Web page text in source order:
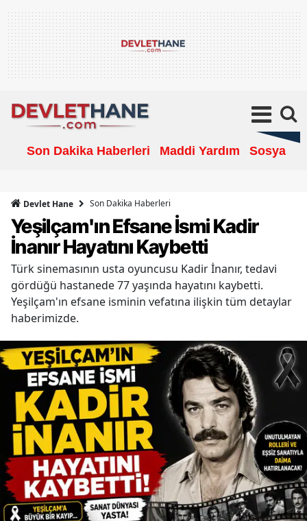
Son Dakika Haberleri Maddi Yardım Sosyal
Devlet Hane Son Dakika Haberleri
Yeşilçam'ın Efsane İsmi Kadir
İnanır Hayatını Kaybetti
Türk sinemasının usta oyuncusu Kadir İnanır, tedavi
gördüğü hastanede 77 yaşında hayatını kaybetti.
Yeşilçam'ın efsane isminin vefatına ilişkin tüm detaylar
haberimizde.